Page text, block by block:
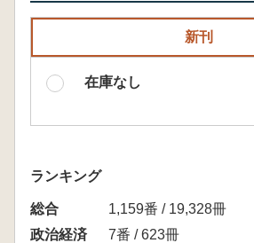
新刊
在庫なし
ランキング
総合
1,159番 / 19,328冊
政治経済
7番 / 623冊